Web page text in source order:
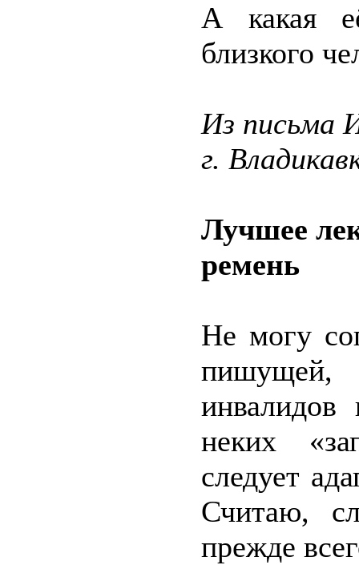
А какая
близкого
Из письма
г.
Лучшее
ремень
Не могу
пишущей,
неких
следует
Считаю,
прежде